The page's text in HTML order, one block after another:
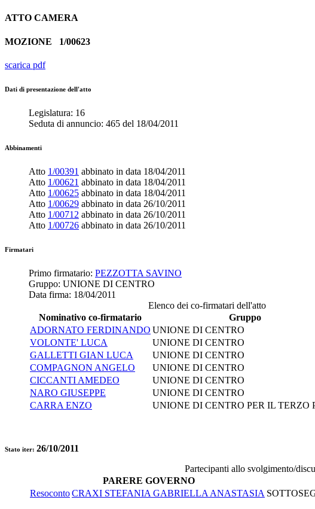
ATTO CAMERA
MOZIONE 1/00623
scarica pdf
Dati di presentazione dell'atto
Legislatura: 16
Seduta di annuncio: 465 del 18/04/2011
Abbinamenti
Atto 1/00391 abbinato in data 18/04/2011
Atto 1/00621 abbinato in data 18/04/2011
Atto 1/00625 abbinato in data 18/04/2011
Atto 1/00629 abbinato in data 26/10/2011
Atto 1/00712 abbinato in data 26/10/2011
Atto 1/00726 abbinato in data 26/10/2011
Firmatari
Primo firmatario: PEZZOTTA SAVINO
Gruppo: UNIONE DI CENTRO
Data firma: 18/04/2011
Elenco dei co-firmatari dell'atto
Nominativo co-firmatario
Gruppo
ADORNATO FERDINANDO UNIONE DI CENTRO
VOLONTE' LUCA
UNIONE DI CENTRO
GALLETTI GIAN LUCA
UNIONE DI CENTRO
COMPAGNON ANGELO
UNIONE DI CENTRO
CICCANTI AMEDEO
UNIONE DI CENTRO
NARO GIUSEPPE
UNIONE DI CENTRO
CARRA ENZO
UNIONE DI CENTRO PER IL TERZO
Stato iter: 26/10/2011
Partecipanti allo svolgimento/
PARERE GOVERNO
ResocontoCRAXI STEFANIA GABRIELLA ANASTASIA